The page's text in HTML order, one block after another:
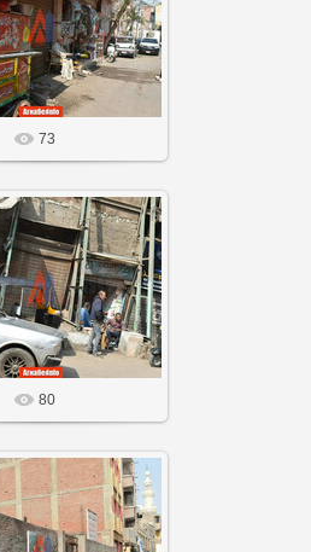
20 Сен 25
Агнабеяinfo
73
20 Сен 25
Агнабеяinfo
80
20 Сен 25